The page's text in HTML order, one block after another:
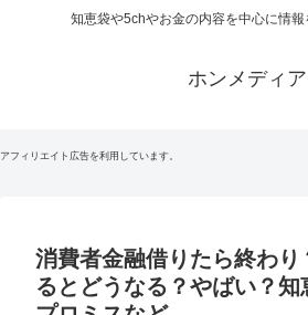
知恵袋や5chやお金の内容を中心に情報
ホンメディア
アフィリエイト広告を利用しています。
消費者金融借りたら終わり
るとどうなる？やばい？知